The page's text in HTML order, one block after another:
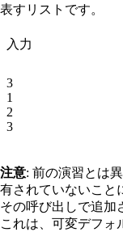
表すリストです。
入力
3
1
2
3
注意: 前の演習とは
有されていないこと
その呼び出しで追加
これは、可変デフォ